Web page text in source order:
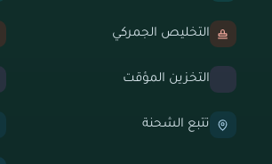
التخليص الجمركي
التخزين المؤقت
تتبع الشحنة